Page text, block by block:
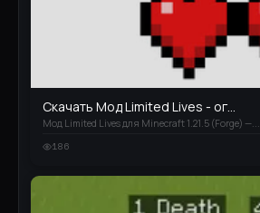
Скачать Мод Limited Lives - ог...
Мод Limited Lives для Minecraft 1.21.5 (Forge) —...
186